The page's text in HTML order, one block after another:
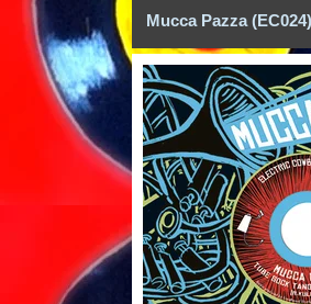
Mucca Pazza